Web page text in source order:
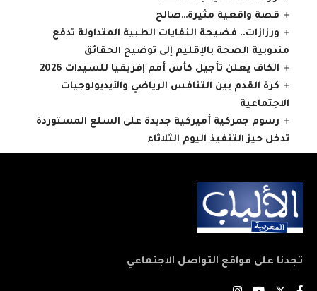
قصة واقعية مثيرة…صالح
ورزازات.. فضيحة النفايات الطبية المتداولة تدفع
مندوبية الصحة بالإقليم إلى توضيح الحقائق
الكاف يعلن تأجيل كأس أمم إفريقيا للسيدات 2026
كرة القدم بين التنافس الرياضي والأيديولوجيات
الاجتماعية
رسوم جمركية أميركية جديدة على السلع المستوردة
تدخل حيز التنفيذ اليوم الثلاثاء
تجدنا على مواقع التواصل الاجتماعي